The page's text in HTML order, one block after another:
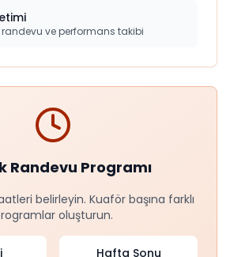
ve performans takibi
Randevu Programı
belirleyin. Kuaför başına farklı
oluşturun.
Hafta Sonu